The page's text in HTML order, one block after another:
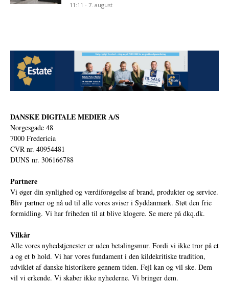
11:11 - 7. august
DANSKE DIGITALE MEDIER A/S
Norgesgade 48
7000 Fredericia
CVR nr. 40954481
DUNS nr. 306166788
Partnere
Vi øger din synlighed og værdiforøgelse af brand, produkter og service.
Bliv partner og nå ud til alle vores aviser i Syddanmark. Støt den frie
formidling. Vi har friheden til at blive klogere. Se mere på dkq.dk.
Vilkår
Alle vores nyhedstjenester er uden betalingsmur. Fordi vi ikke tror på et
a og et b hold. Vi har vores fundament i den kildekritiske tradition,
udviklet af danske historikere gennem tiden. Fejl kan og vil ske. Dem
vil vi erkende. Vi skaber ikke nyhederne. Vi bringer dem.